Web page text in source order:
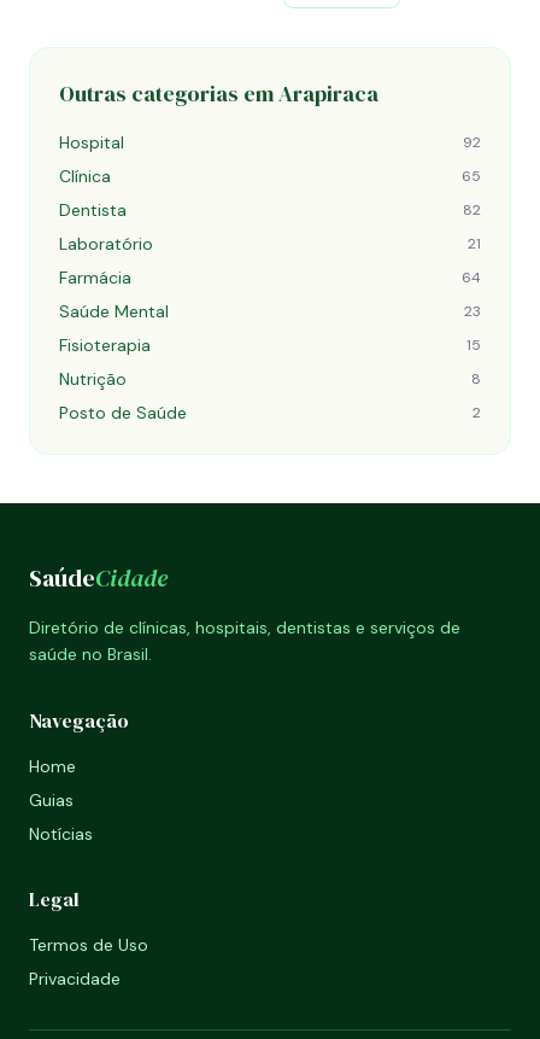
Outras categorias em Arapiraca
Hospital 92
Clínica 65
Dentista 82
Laboratório 21
Farmácia 64
Saúde Mental 23
Fisioterapia 15
Nutrição 8
Posto de Saúde 2
SaúdeCidade
Diretório de clínicas, hospitais, dentistas e serviços de
saúde no Brasil.
Navegação
Home
Guias
Notícias
Legal
Termos de Uso
Privacidade